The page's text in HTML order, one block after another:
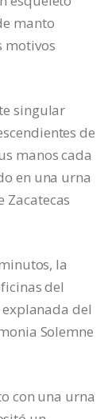
manto
motivos
singular
de
manos cada
en una urna
Zacatecas
la
del
del
Solemne
con una urna